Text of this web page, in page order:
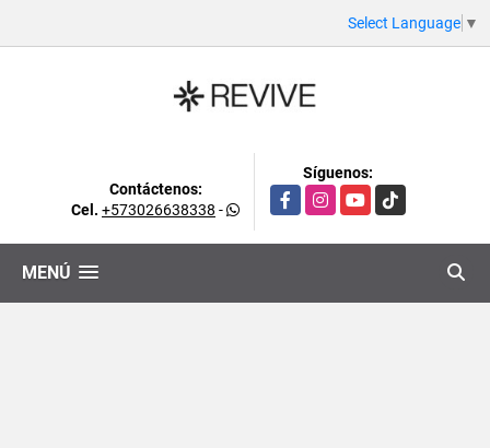
Select Language ▼
Contáctenos:
Cel. +573026638338 -
Síguenos:
FacebookInstagramYouTubeTikTok
MENÚ